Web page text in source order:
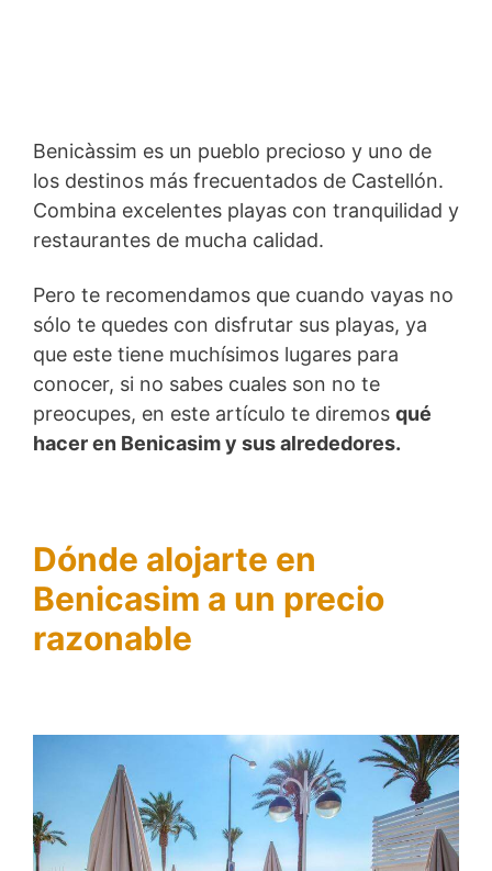
Benicàssim es un pueblo precioso y uno de
los destinos más frecuentados de Castellón.
Combina excelentes playas con tranquilidad y
restaurantes de mucha calidad.
Pero te recomendamos que cuando vayas no
sólo te quedes con disfrutar sus playas, ya
que este tiene muchísimos lugares para
conocer, si no sabes cuales son no te
preocupes, en este artículo te diremos qué
hacer en Benicasim y sus alrededores.
Dónde alojarte en
Benicasim a un precio
razonable